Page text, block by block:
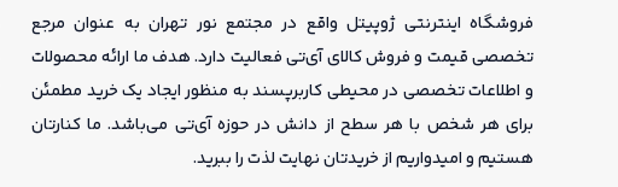
فروشگاه اینترنتی ژوپیتل واقع در مجتمع نور تهران به عنوان مرجع
تخصصی قیمت و فروش کالای آی‌تی فعالیت دارد. هدف ما ارائه محصولات
و اطلاعات تخصصی در محیطی کاربرپسند به منظور ایجاد یک خرید مطمئن
برای هر شخص با هر سطح از دانش در حوزه آی‌تی می‌باشد. ما کنارتان
هستیم و امیدواریم از خریدتان نهایت لذت را ببرید.